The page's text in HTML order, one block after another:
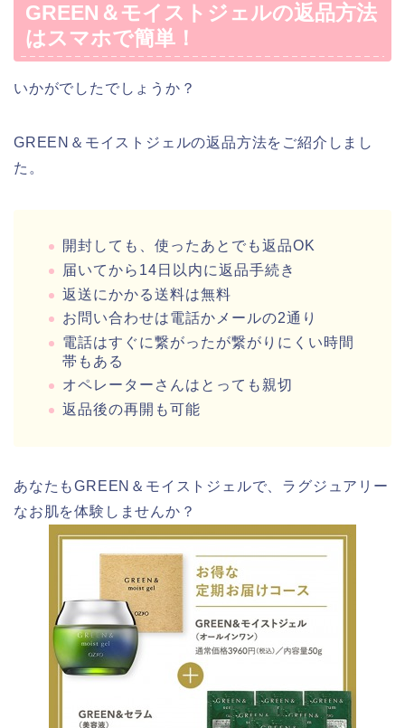
GREEN＆モイストジェルの返品方法
はスマホで簡単！
いかがでしたでしょうか？
GREEN＆モイストジェルの返品方法をご紹介しまし
た。
開封しても、使ったあとでも返品OK
届いてから14日以内に返品手続き
返送にかかる送料は無料
お問い合わせは電話かメールの2通り
電話はすぐに繋がったが繋がりにくい時間
帯もある
オペレーターさんはとっても親切
返品後の再開も可能
あなたもGREEN＆モイストジェルで、ラグジュアリー
なお肌を体験しませんか？